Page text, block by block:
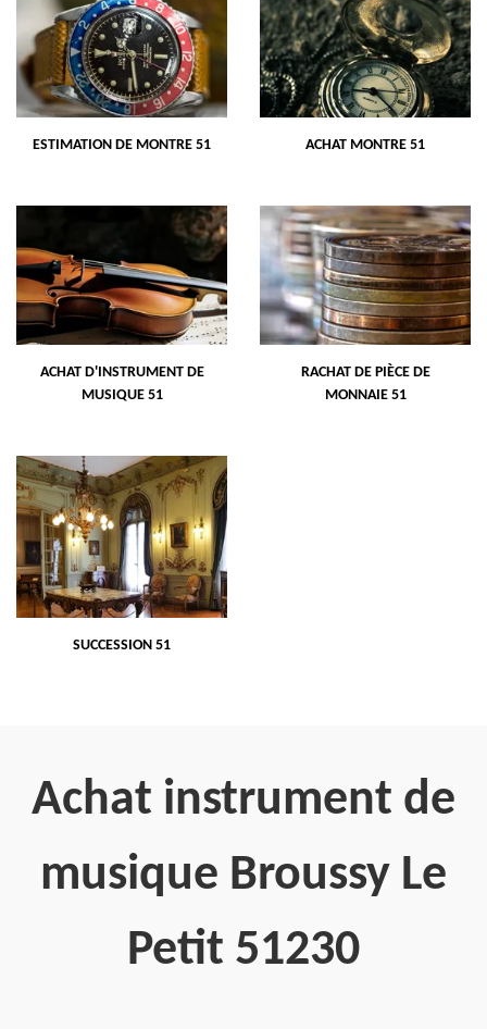
ESTIMATION DE MONTRE 51 ACHAT MONTRE 51
ACHAT D'INSTRUMENT DE
MUSIQUE 51
RACHAT DE PIÈCE DE
MONNAIE 51
SUCCESSION 51
Achat instrument de
musique Broussy Le
Petit 51230